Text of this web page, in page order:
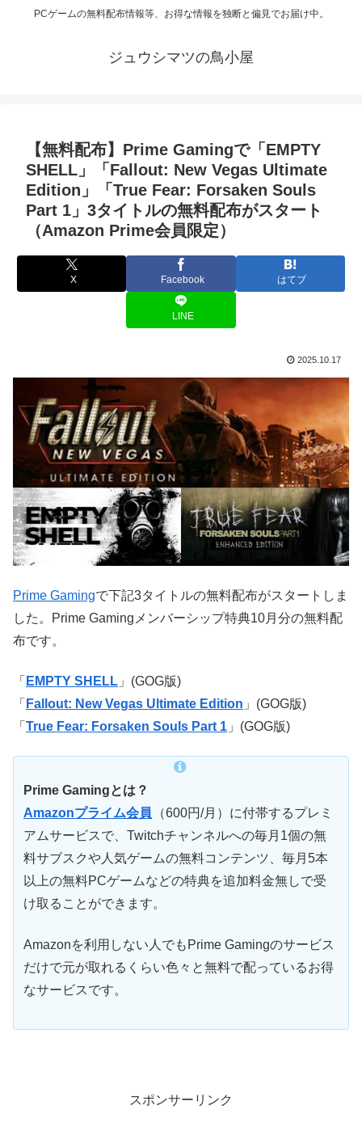
PCゲームの無料配布情報等、お得な情報を独断と偏見でお届け中。
ジュウシマツの鳥小屋
【無料配布】Prime Gamingで「EMPTY
SHELL」「Fallout: New Vegas Ultimate
Edition」「True Fear: Forsaken Souls
Part 1」3タイトルの無料配布がスタート
（Amazon Prime会員限定）
X Facebook はてブ
LINE
2025.10.17
Prime Gamingで下記3タイトルの無料配布がスタートしま
した。Prime Gamingメンバーシップ特典10月分の無料配
布です。
「 EMPTY SHELL 」(GOG版)
「 Fallout: New Vegas Ultimate Edition 」(GOG版)
「 True Fear: Forsaken Souls Part 1 」(GOG版)
Prime Gamingとは？
Amazonプライム会員
（600円/月）に付帯するプレミ
アムサービスで、Twitchチャンネルへの毎月1個の無
料サブスクや人気ゲームの無料コンテンツ、毎月5本
以上の無料PCゲームなどの特典を追加料金無しで受
け取ることができます。
Amazonを利用しない人でもPrime Gamingのサービス
だけで元が取れるくらい色々と無料で配っているお得
なサービスです。
スポンサーリンク